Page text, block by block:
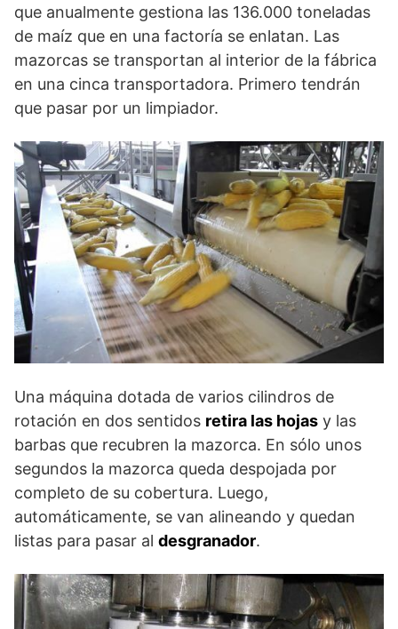
que anualmente gestiona las 136.000 toneladas
de maíz que en una factoría se enlatan. Las
mazorcas se transportan al interior de la fábrica
en una cinca transportadora. Primero tendrán
que pasar por un limpiador.
Una máquina dotada de varios cilindros de
rotación en dos sentidos retira las hojas y las
barbas que recubren la mazorca. En sólo unos
segundos la mazorca queda despojada por
completo de su cobertura. Luego,
automáticamente, se van alineando y quedan
listas para pasar al desgranador.